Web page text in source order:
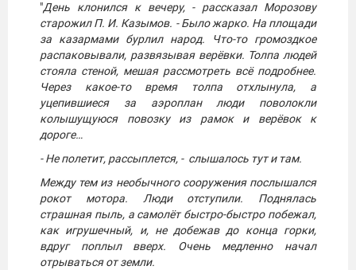
"День клонился к вечеру, - рассказал Морозову
старожил П. И. Казымов. - Было жарко. На площади
за казармами бурлил народ. Что-­то громоздкое
распаковывали, развязывая верёвки. Толпа людей
стояла стеной, мешая рассмотреть всё подробнее.
Через какое-­то время толпа отхлынула, а
уцепившиеся за аэроплан люди поволокли
колышущуюся повозку из рамок и верёвок к
дороге…
- Не полетит, рассыплется, - слышалось тут и там.
Между тем из необычного сооружения послышался
рокот мотора. Люди отступили. Поднялась
страшная пыль, а самолёт быстро-­быстро побежал,
как игрушечный, и, не добежав до конца горки,
вдруг поплыл вверх. Очень медленно начал
отрываться от земли.